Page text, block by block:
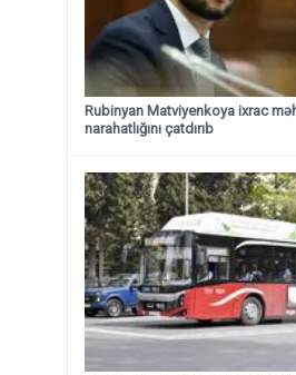
Rubinyan Matviyenkoya ixrac
narahatlığını çatdırıb